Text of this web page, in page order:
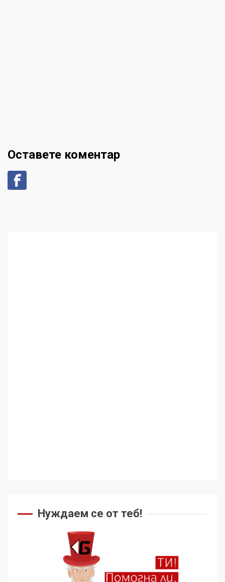
Оставете коментар
Нуждаем се от теб!
5
136 страни в ООН
подкрепиха Куба, България
избра да е сред 30
„въздържали се“